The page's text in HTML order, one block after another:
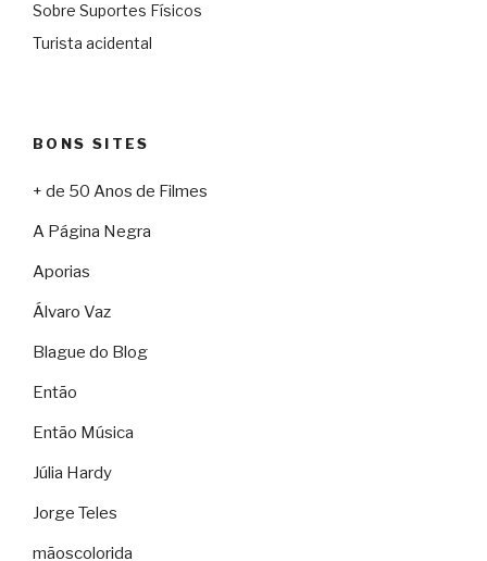
Sobre Suportes Físicos
Turista acidental
BONS SITES
+ de 50 Anos de Filmes
A Página Negra
Aporias
Álvaro Vaz
Blague do Blog
Então
Então Música
Júlia Hardy
Jorge Teles
mãoscolorida